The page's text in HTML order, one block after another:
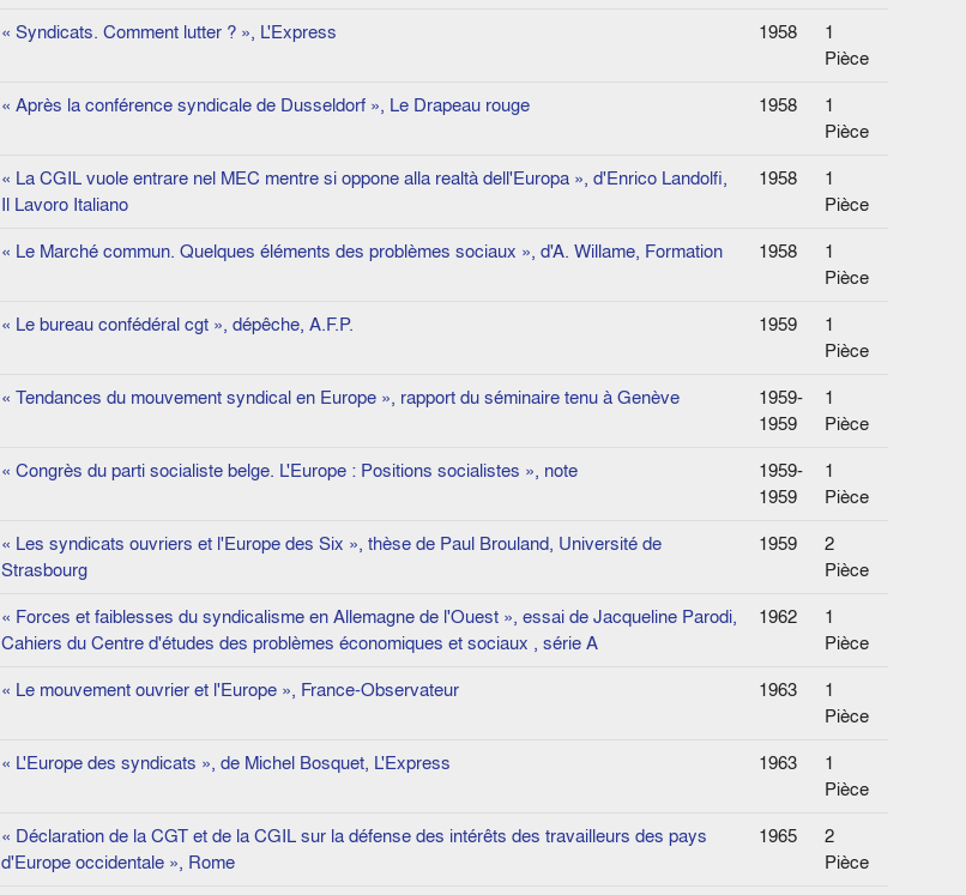
« Syndicats. Comment lutter ? », L'Express 1958
1
Pièce
« Après la conférence syndicale de Dusseldorf », Le Drapeau rouge 1958
1
Pièce
« La CGIL vuole entrare nel MEC mentre si oppone alla realtà dell'Europa », d'Enrico Landolfi,
Il Lavoro Italiano
1958
1
Pièce
« Le Marché commun. Quelques éléments des problèmes sociaux », d'A. Willame, Formation 1958
1
Pièce
« Le bureau confédéral cgt », dépêche, A.F.P. 1959
1
Pièce
« Tendances du mouvement syndical en Europe », rapport du séminaire tenu à Genève
1959-
1959
1
Pièce
« Congrès du parti socialiste belge. L'Europe : Positions socialistes », note
1959-
1959
1
Pièce
« Les syndicats ouvriers et l'Europe des Six », thèse de Paul Brouland, Université de
Strasbourg
1959
2
Pièce
« Forces et faiblesses du syndicalisme en Allemagne de l'Ouest », essai de Jacqueline Parodi,
Cahiers du Centre d'études des problèmes économiques et sociaux , série A
1962
1
Pièce
« Le mouvement ouvrier et l'Europe », France-Observateur 1963
1
Pièce
« L'Europe des syndicats », de Michel Bosquet, L'Express 1963
1
Pièce
« Déclaration de la CGT et de la CGIL sur la défense des intérêts des travailleurs des pays
d'Europe occidentale », Rome
1965
2
Pièce